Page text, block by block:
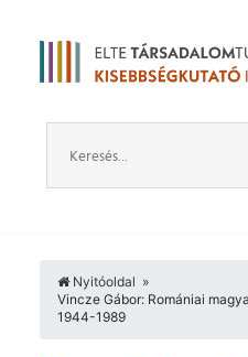
Nyitóoldal
Vincze Gábor: Romániai
1944-1989